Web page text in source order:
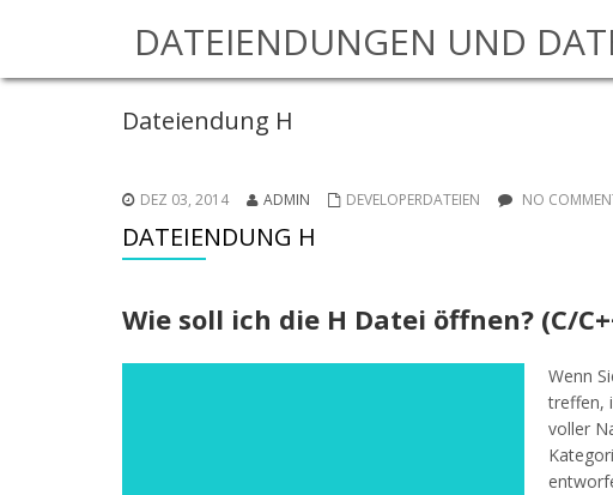
DATEIENDUNGEN UND
Dateiendung H
DEZ 03, 2014 ADMIN DEVELOPERDATEIEN NO
DATEIENDUNG H
Wie soll ich die H Datei öffnen? (C/
Wenn
treffen,
voller